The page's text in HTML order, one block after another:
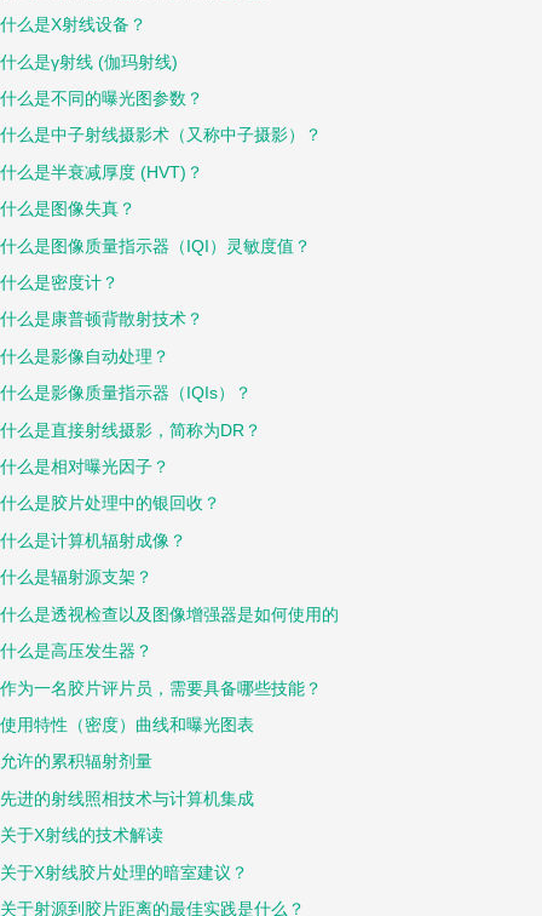
什么是X射线设备？
什么是γ射线 (伽玛射线)
什么是不同的曝光图参数？
什么是中子射线摄影术（又称中子摄影）？
什么是半衰减厚度 (HVT)？
什么是图像失真？
什么是图像质量指示器（IQI）灵敏度值？
什么是密度计？
什么是康普顿背散射技术？
什么是影像自动处理？
什么是影像质量指示器（IQIs）？
什么是直接射线摄影，简称为DR？
什么是相对曝光因子？
什么是胶片处理中的银回收？
什么是计算机辐射成像？
什么是辐射源支架？
什么是透视检查以及图像增强器是如何使用的
什么是高压发生器？
作为一名胶片评片员，需要具备哪些技能？
使用特性（密度）曲线和曝光图表
允许的累积辐射剂量
先进的射线照相技术与计算机集成
关于X射线的技术解读
关于X射线胶片处理的暗室建议？
关于射源到胶片距离的最佳实践是什么？